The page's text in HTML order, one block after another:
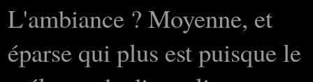
L'ambiance ? Moyenne, et
éparse qui plus est puisque le